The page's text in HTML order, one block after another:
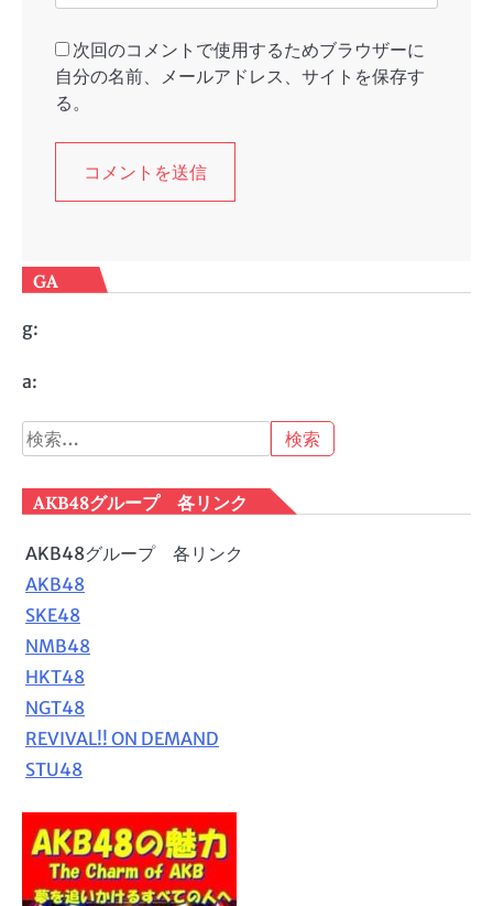
次回のコメントで使用するためブラウザーに
自分の名前、メールアドレス、サイトを保存す
る。
GA
g:
a:
検
索:
AKB48グループ 各リンク
AKB48グループ 各リンク
AKB48
SKE48
NMB48
HKT48
NGT48
REVIVAL!! ON DEMAND
STU48